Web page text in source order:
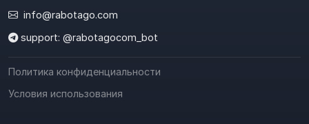
info@rabotago.com
support: @rabotagocom_bot
Политика конфиденциальности
Условия использования